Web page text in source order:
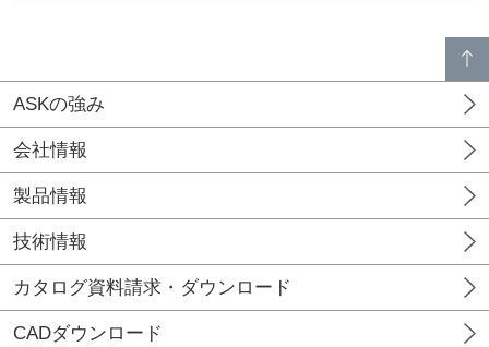
pagetop
ASKの強み
会社情報
製品情報
技術情報
カタログ資料請求・ダウンロード
CADダウンロード